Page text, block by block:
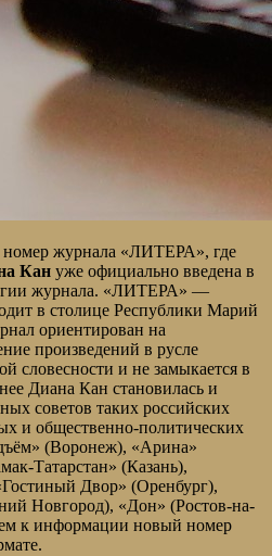
журнала «ЛИТЕРА», где
Кан уже официально введена в
журнала. «ЛИТЕРА» —
в столице Республики Марий
ориентирован на
произведений в русле
словесности и не замыкается в
Диана Кан становилась и
советов таких российских
и общественно-политических
(Воронеж), «Арина»
Татарстан» (Казань),
Двор» (Оренбург),
Новгород), «Дон» (Ростов-на-
к информации новый номер